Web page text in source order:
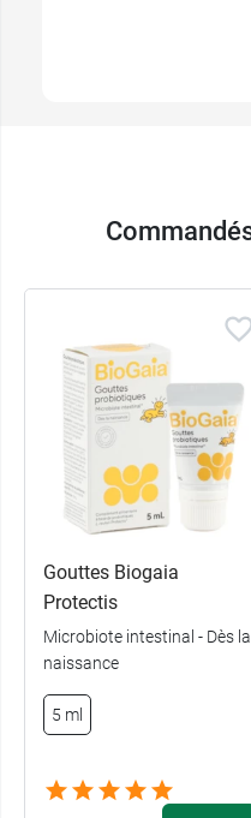
Gouttes Biogaia
Protectis
Microbiote intestinal - Dès la
naissance
5 ml